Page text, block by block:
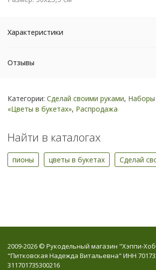
Характеристики
Отзывы
Категории: Сделай своими руками, Наборы
«Цветы в букетах», Распродажа
Найти в каталогах
пионы цветы в букетах Сделай
2009-2026 © Рукодельный магазин "Хэппи-
"Питковская Надежда Витальевна" ИНН
311701735300216